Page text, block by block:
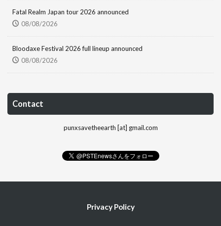
Fatal Realm Japan tour 2026 announced
08/08/2026
Bloodaxe Festival 2026 full lineup announced
08/08/2026
Contact
punxsavetheearth [at] gmail.com
Privacy Policy